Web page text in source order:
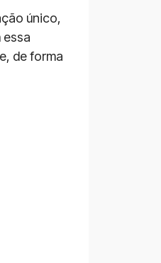
único,
essa
de forma